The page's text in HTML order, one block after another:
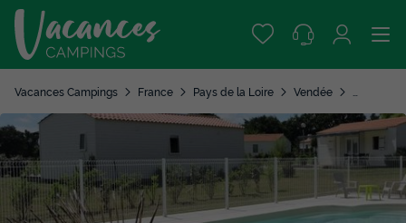
Vacances Campings France Pays de la Loire Vendée